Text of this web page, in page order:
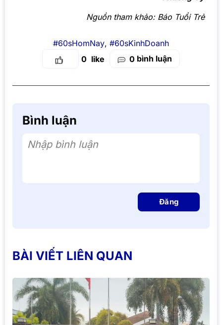
Nguồn tham khảo: Báo Tuổi Trẻ
#60sHomNay, #60sKinhDoanh
0
0 bình luận
Bình luận
Nhập bình luận
Đăng
BÀI VIẾT LIÊN QUAN